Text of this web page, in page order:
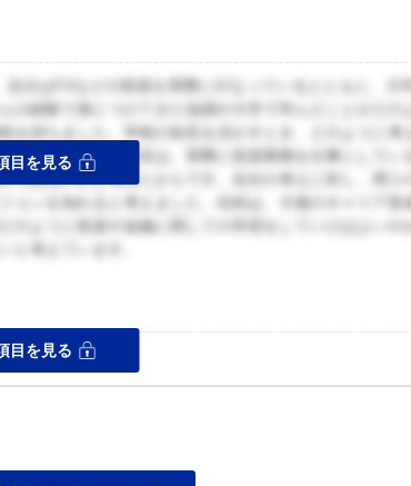
分はFXなどの投資を実際に行なっているとともに、大学
の経験で身につけてきた知識や大学で学んだことがどのよ
を持ちました。学術の知見を活かすとき、どのように考え
望しました。二つ目は、実際に投資業務を仕事にしている
ではないかと考えたからです。自分の考えに対し、周りの
ョンを知れると考えました。目的は、今後のキャリア形成
のように投資や金融に関しての学習をしていけばよいのか
と考えています。
目を見る
目を見る